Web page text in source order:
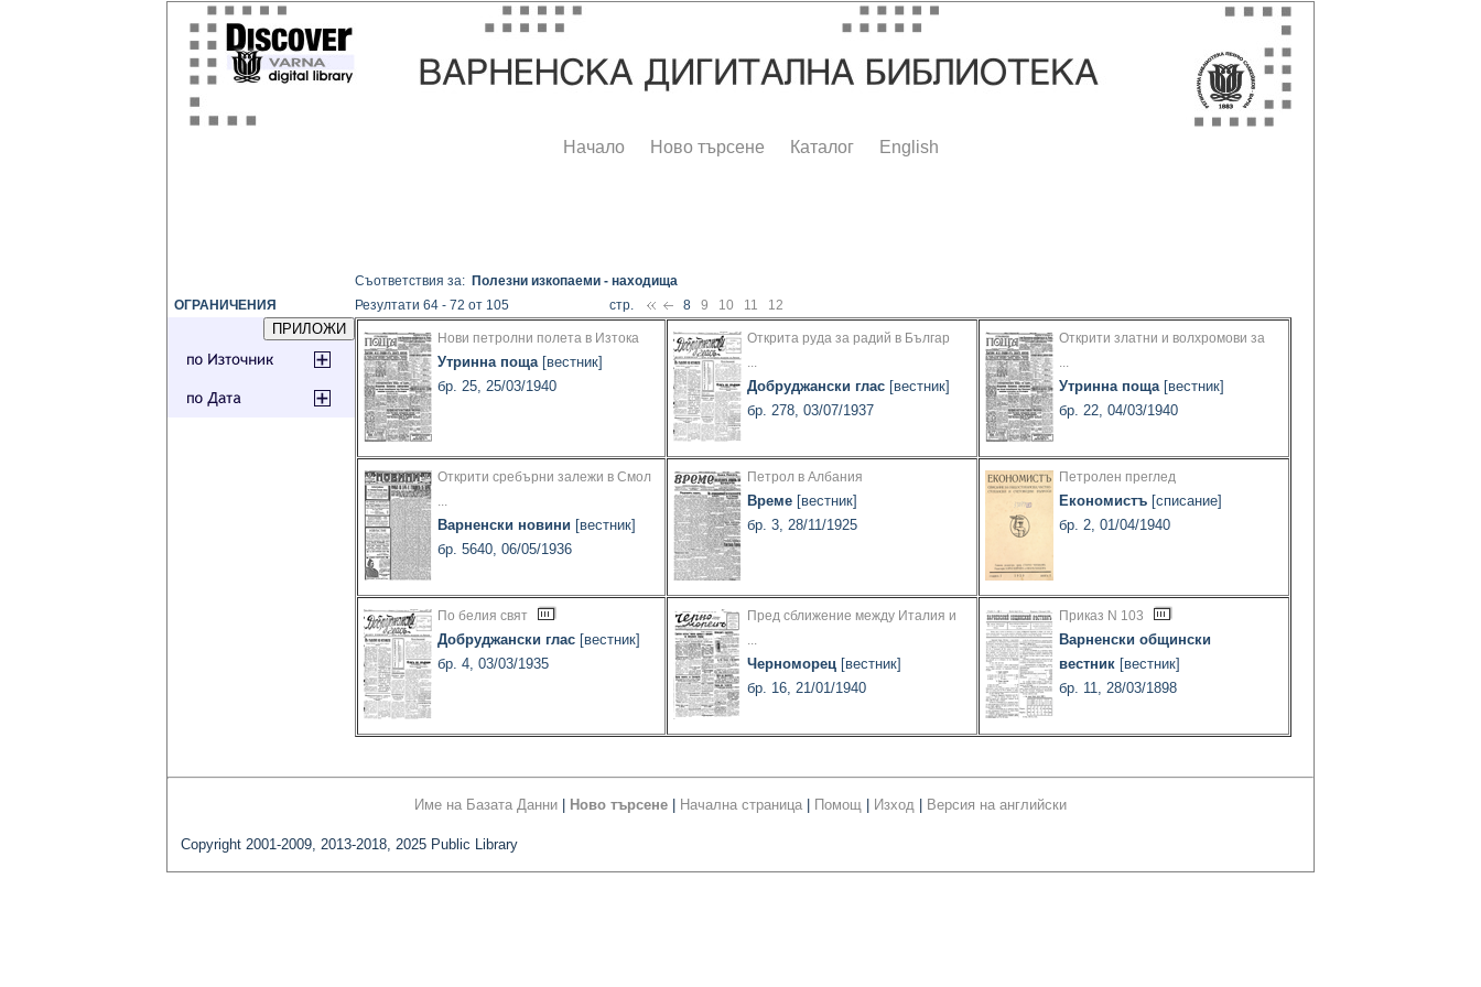
Начало Ново търсене Каталог English
ОГРАНИЧЕНИЯ
Съответствия за: Полезни изкопаеми - находища
Резултати 64 - 72 от 105
стр. 8 9 10 11 12
Нови петролни полета в Изтока
Утринна поща[вестник]
бр. 25, 25/03/1940
Открита руда за радий в Българ
...
Добруджански глас [вестник]
бр. 278, 03/07/1937
Открити златни и волхромови за
...
Утринна поща[вестник]
бр. 22, 04/03/1940
Открити сребърни залежи в Смол
...
Варненски новини [вестник]
бр. 5640, 06/05/1936
Петрол в Албания
Време [вестник]
бр. 3, 28/11/1925
Петролен преглед
Економистъ [списание]
бр. 2, 01/04/1940
По белия свят
Добруджански глас [вестник]
бр. 4, 03/03/1935
Пред сближение между Италия и
...
Черноморец [вестник]
бр. 16, 21/01/1940
Приказ N 103
Варненски общински
вестник [вестник]
бр. 11, 28/03/1898
Име на Базата Данни Ново търсене Начална страница Помощ Изход Версия на английски
Copyright 2001-2009, 2013-2018, 2025 Public Library